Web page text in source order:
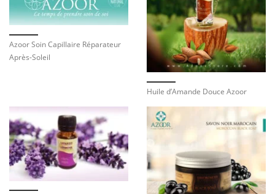
Azoor Soin Capillaire Réparateur
Après-Soleil
Huile d’Amande Douce Azoor